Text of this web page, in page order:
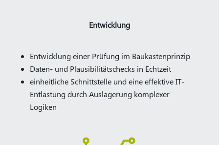
Entwicklung
Entwicklung einer Prüfung im Baukastenprinzip
Daten- und Plausibilitätschecks in Echtzeit
einheitliche Schnittstelle und eine effektive IT-
Entlastung durch Auslagerung komplexer
Logiken